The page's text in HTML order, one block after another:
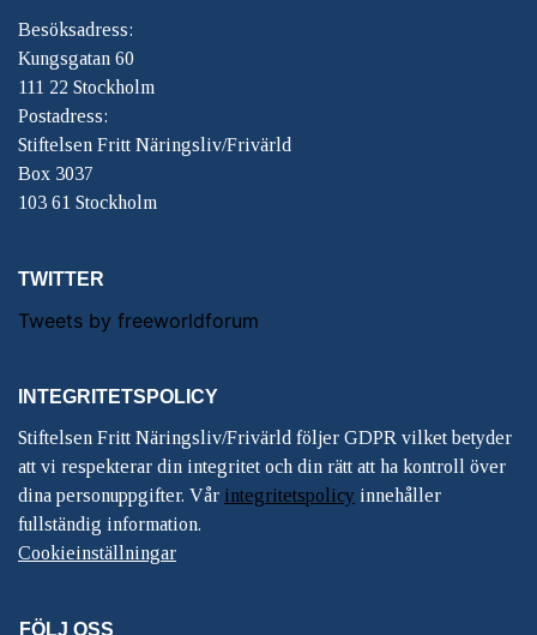
Besöksadress:
Kungsgatan 60
111 22 Stockholm
Postadress:
Stiftelsen Fritt Näringsliv/Frivärld
Box 3037
103 61 Stockholm
TWITTER
Tweets by freeworldforum
INTEGRITETSPOLICY
Stiftelsen Fritt Näringsliv/Frivärld följer GDPR vilket betyder
att vi respekterar din integritet och din rätt att ha kontroll över
dina personuppgifter. Vår integritetspolicy innehåller
fullständig information.
Cookieinställningar
FÖLJ OSS